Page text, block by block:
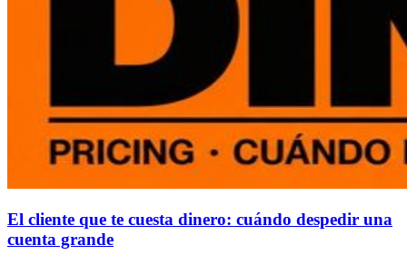
El cliente que te cuesta dinero: cuándo despedir una
cuenta grande